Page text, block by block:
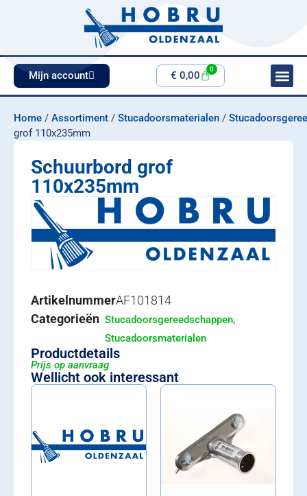
Mijn account € 0,00
0
Home / Assortiment / Stucadoorsmaterialen /
grof 110x235mm
Schuurbord grof
110x235mm
ArtikelnummerAF101814
Categorieën Stucadoorsgereedschappen,
Stucadoorsmaterialen
Productdetails
Prijs op aanvraag
Wellicht ook interessant